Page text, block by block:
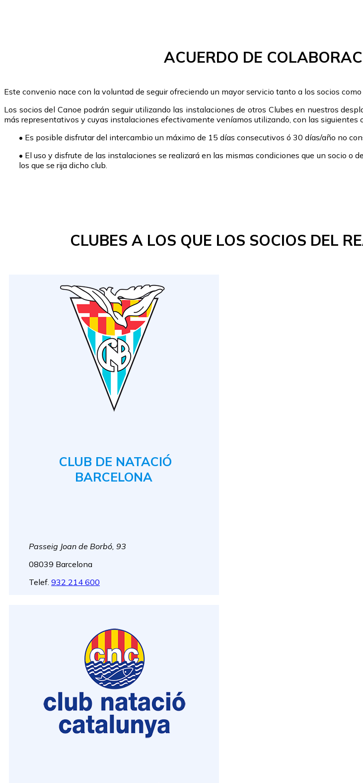
ACUERDO DE
Este convenio nace con la voluntad de seguir ofreciendo un mayor servicio tanto a los socios
Los socios del Canoe podrán seguir utilizando las instalaciones de otros Clubes en nuestros
más representativos y cuyas instalaciones efectivamente veníamos utilizando, con las siguientes
• Es posible disfrutar del intercambio un máximo de 15 días consecutivos ó 30 días/año no
• El uso y disfrute de las instalaciones se realizará en las mismas condiciones que un socio
los que se rija dicho club.
CLUBES A LOS QUE LOS SOCIOS DEL
CLUB DE NATACIÓ
BARCELONA
Passeig Joan de Borbó, 93
08039 Barcelona
Telef. 932 214 600